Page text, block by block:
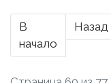
В
начало
Назад